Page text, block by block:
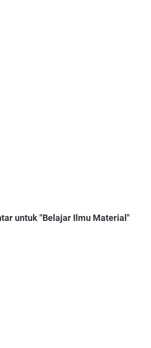
untuk "Belajar Ilmu Material"